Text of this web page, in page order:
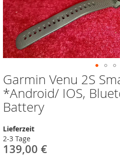
Garmin Venu 2S
*Android/ IOS,
Battery
Lieferzeit
2-3 Tage
139,00 €
Zum
Anfang
der
Bildergalerie